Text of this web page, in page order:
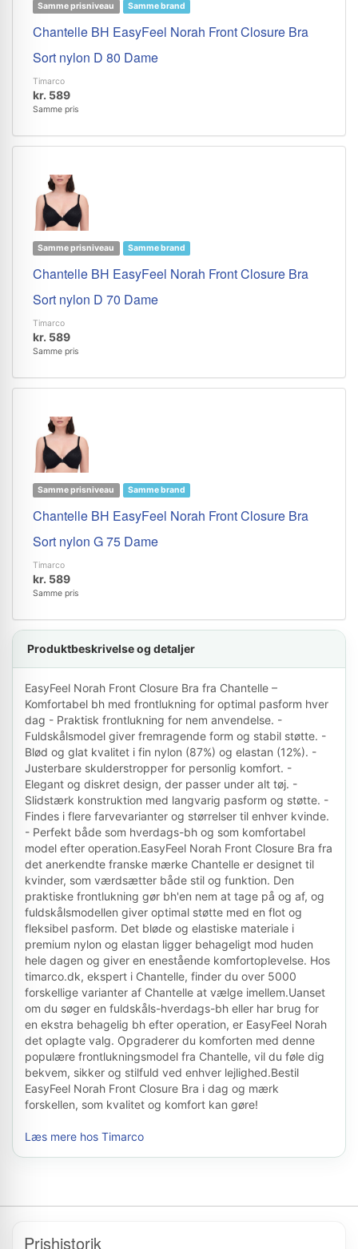
Samme prisniveau Samme brand
Chantelle BH EasyFeel Norah Front Closure Bra
Sort nylon D 80 Dame
Timarco
kr. 589
Samme pris
Samme prisniveau Samme brand
Chantelle BH EasyFeel Norah Front Closure Bra
Sort nylon D 70 Dame
Timarco
kr. 589
Samme pris
Samme prisniveau Samme brand
Chantelle BH EasyFeel Norah Front Closure Bra
Sort nylon G 75 Dame
Timarco
kr. 589
Samme pris
Produktbeskrivelse og detaljer
EasyFeel Norah Front Closure Bra fra Chantelle –
Komfortabel bh med frontlukning for optimal pasform hver
dag - Praktisk frontlukning for nem anvendelse. -
Fuldskålsmodel giver fremragende form og stabil støtte. -
Blød og glat kvalitet i fin nylon (87%) og elastan (12%). -
Justerbare skulderstropper for personlig komfort. -
Elegant og diskret design, der passer under alt tøj. -
Slidstærk konstruktion med langvarig pasform og støtte. -
Findes i flere farvevarianter og størrelser til enhver kvinde.
- Perfekt både som hverdags-bh og som komfortabel
model efter operation.EasyFeel Norah Front Closure Bra fra
det anerkendte franske mærke Chantelle er designet til
kvinder, som værdsætter både stil og funktion. Den
praktiske frontlukning gør bh'en nem at tage på og af, og
fuldskålsmodellen giver optimal støtte med en flot og
fleksibel pasform. Det bløde og elastiske materiale i
premium nylon og elastan ligger behageligt mod huden
hele dagen og giver en enestående komfortoplevelse. Hos
timarco.dk, ekspert i Chantelle, finder du over 5000
forskellige varianter af Chantelle at vælge imellem.Uanset
om du søger en fuldskåls-hverdags-bh eller har brug for
en ekstra behagelig bh efter operation, er EasyFeel Norah
det oplagte valg. Opgraderer du komforten med denne
populære frontlukningsmodel fra Chantelle, vil du føle dig
bekvem, sikker og stilfuld ved enhver lejlighed.Bestil
EasyFeel Norah Front Closure Bra i dag og mærk
forskellen, som kvalitet og komfort kan gøre!
Læs mere hos Timarco
Prishistorik